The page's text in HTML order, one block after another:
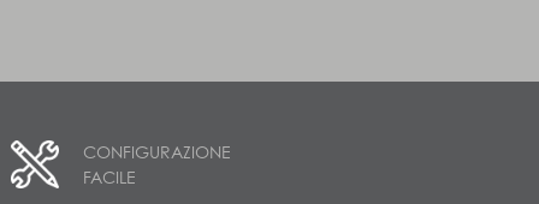
CONFIGURAZIONE
FACILE